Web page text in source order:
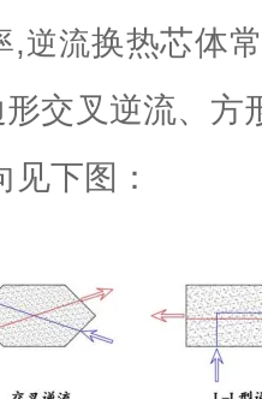
,逆流换热芯体
交叉逆流、方
下图：